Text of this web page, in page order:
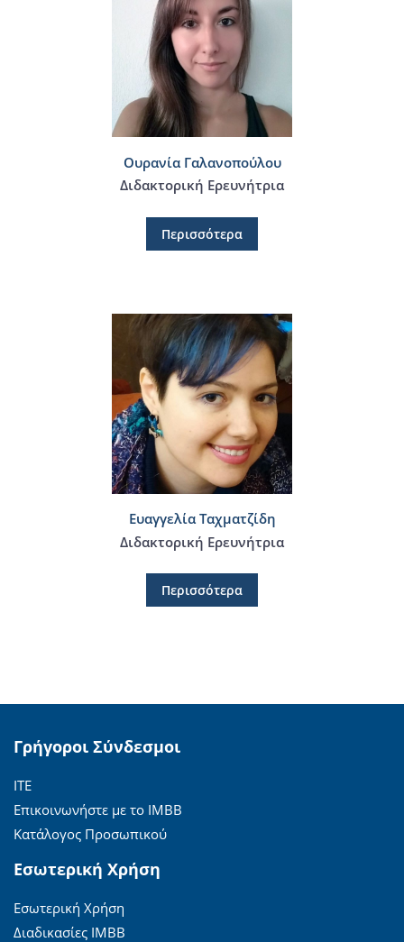
Ουρανία Γαλανοπούλου
Διδακτορική Ερευνήτρια
Περισσότερα
Ευαγγελία Ταχματζίδη
Διδακτορική Ερευνήτρια
Περισσότερα
Γρήγοροι Σύνδεσμοι
ΙΤΕ
Επικοινωνήστε με το ΙΜΒΒ
Κατάλογος Προσωπικού
Εσωτερική Χρήση
Εσωτερική Χρήση
Διαδικασίες ΙΜΒΒ